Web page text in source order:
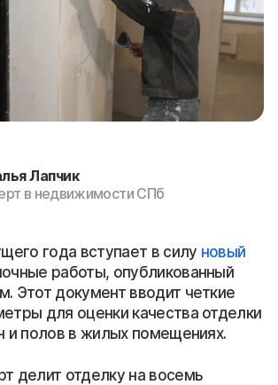
Лапчик
в недвижимости СПб
года вступает в силу новый
работы, опубликованный
Этот документ вводит четкие
для оценки качества отделки
и полов в жилых помещениях.
делит отделку на восемь